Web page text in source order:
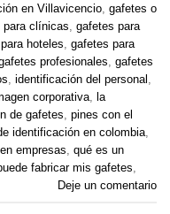
en Villavicencio, gafetes o
para clínicas, gafetes para
hoteles, gafetes para
profesionales, gafetes
, identificación del personal ,
corporativa, la
de gafetes, pines con el
identificación en colombia,
empresas, qué es un
fabricar mis gafetes,
Deje un comentario